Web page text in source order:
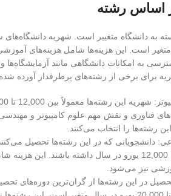
اساس رشته
تحصیل در سوئد ۲۰۲۵ بسته به دانشگاه متغییر است. شهریه
در سال متغیر است. این هزینه‌ها شامل هزینه‌های
به امکانات دانشگاهی مانند آزمایشگاه‌ها و
برای برخی از رشته‌های پرطرفدار آورده
فناوری و نقش مهم علوم کامپیوتر و مهندسی
رشته‌ها را انتخاب می‌کنند.
دانشجویانی که در این رشته‌ها تحصیل می‌کنند،
پرداخت شهریه‌ای بین 8,000 تا 12,000 یورو در سال داشته باشند.
نیز می‌شود.
در این رشته‌ها از گران‌ترین دوره‌های